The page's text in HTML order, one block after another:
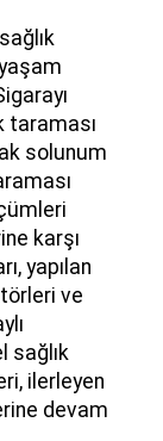
taraması
solunum
karşı
yapılan
ve
sağlık
ilerleyen
devam